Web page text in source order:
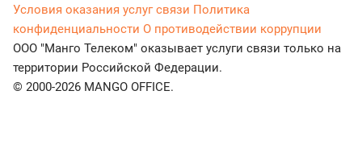
Условия оказания услуг связи Политика
конфиденциальности О противодействии коррупции
ООО "Манго Телеком" оказывает услуги связи только на
территории Российской Федерации.
© 2000-2026 MANGO OFFICE.